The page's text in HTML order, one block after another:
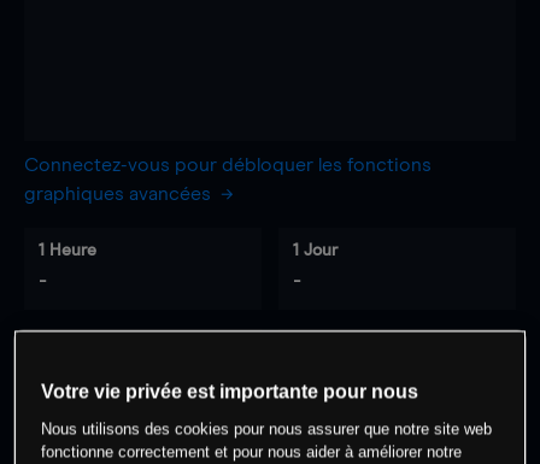
Connectez-vous pour débloquer les fonctions
graphiques avancées
1 Heure
-
1 Jour
-
- -
Votre vie privée est importante pour nous
Nous utilisons des cookies pour nous assurer que notre site web
fonctionne correctement et pour nous aider à améliorer notre